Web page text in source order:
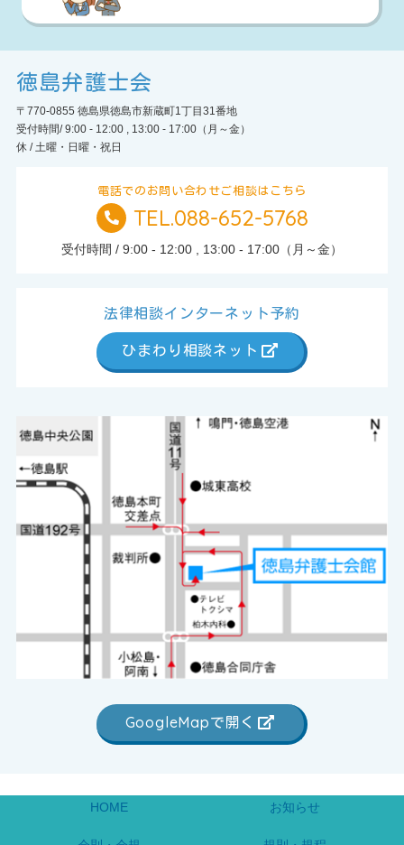
徳島弁護士会
〒770-0855 徳島県徳島市新蔵町1丁目31番地
受付時間/ 9:00 - 12:00 , 13:00 - 17:00（月～金）
休 / 土曜・日曜・祝日
電話でのお問い合わせご相談はこちら
TEL.
TEL.088-652-5768
受付時間 / 9:00 - 12:00 , 13:00 - 17:00（月～金）
法律相談インターネット予約
ひまわり相談ネット
GoogleMapで開く
HOME お知らせ